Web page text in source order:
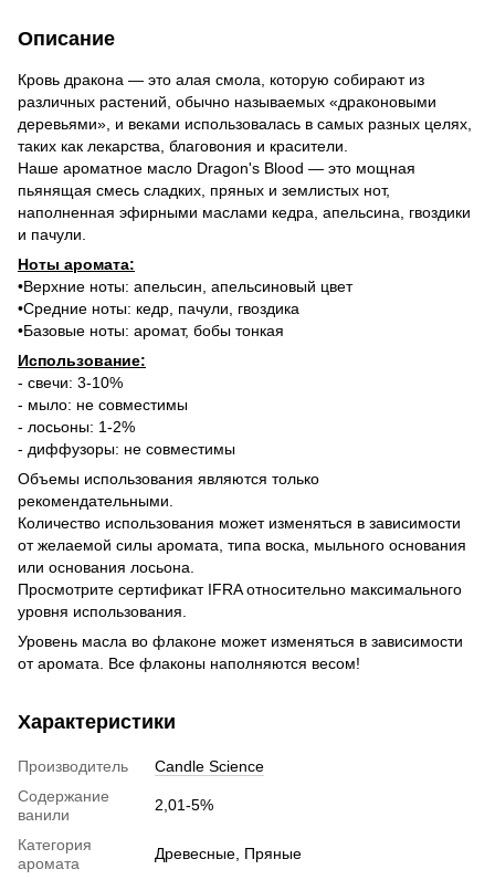
Описание
Кровь дракона — это алая смола, которую собирают из
различных растений, обычно называемых «драконовыми
деревьями», и веками использовалась в самых разных целях,
таких как лекарства, благовония и красители.
Наше ароматное масло Dragon's Blood — это мощная
пьянящая смесь сладких, пряных и землистых нот,
наполненная эфирными маслами кедра, апельсина, гвоздики
и пачули.
Ноты аромата:
•Верхние ноты: апельсин, апельсиновый цвет
•Средние ноты: кедр, пачули, гвоздика
•Базовые ноты: аромат, бобы тонкая
Использование:
- свечи: 3-10%
- мыло: не совместимы
- лосьоны: 1-2%
- диффузоры: не совместимы
Объемы использования являются только
рекомендательными.
Количество использования может изменяться в зависимости
от желаемой силы аромата, типа воска, мыльного основания
или основания лосьона.
Просмотрите сертификат IFRA относительно максимального
уровня использования.
Уровень масла во флаконе может изменяться в зависимости
от аромата. Все флаконы наполняются весом!
Характеристики
Производитель
Candle Science
Содержание
ванили
2,01-5%
Категория
аромата
Древесные, Пряные